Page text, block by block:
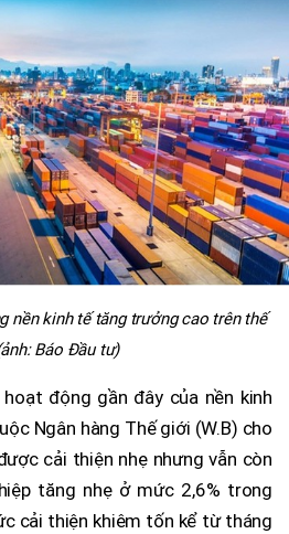
nền kinh tế tăng trưởng cao trên thế
Báo Đầu tư)
động gần đây của nền kinh
Ngân hàng Thế giới (W.B) cho
cải thiện nhẹ nhưng vẫn còn
tăng nhẹ ở mức 2,6% trong
cải thiện khiêm tốn kể từ tháng